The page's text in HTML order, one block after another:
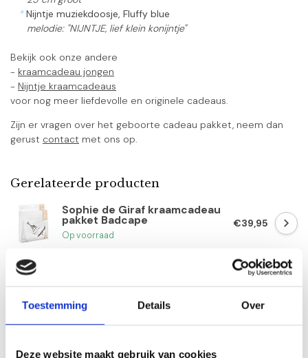
Toestemming Details Over
Deze website maakt gebruik van cookies
*Nijntje muziekdoosje, Fluffy blue
melodie: "NIJNTJE, lief klein konijntje"
Bekijk ook onze andere
- kraamcadeau jongen
- Nijntje kraamcadeaus
voor nog meer liefdevolle en originele cadeaus.
Zijn er vragen over het geboorte cadeau pakket, neem dan
gerust contact met ons op.
Gerelateerde producten
Sophie de Giraf kraamcadeau
pakket Badcape
Op voorraad
€39,95
jongen Gold
Op voorraad
€40,95
pakket Jim Platinum